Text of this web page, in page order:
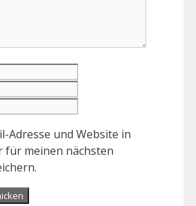
Adresse und Website in
für meinen nächsten